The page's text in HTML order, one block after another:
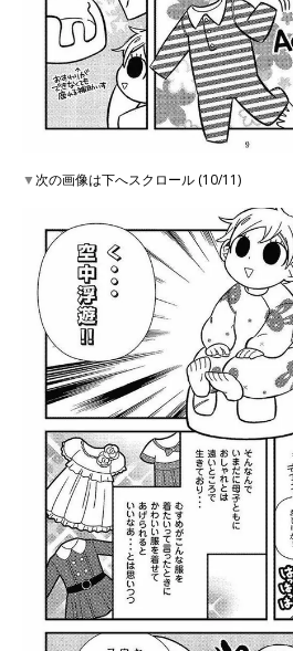
▼次の画像は下へスクロール (10/11)